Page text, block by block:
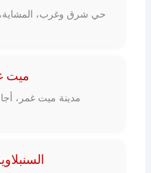
حي شرق وغرب، المشاية،
ميت
مدينة ميت غمر،